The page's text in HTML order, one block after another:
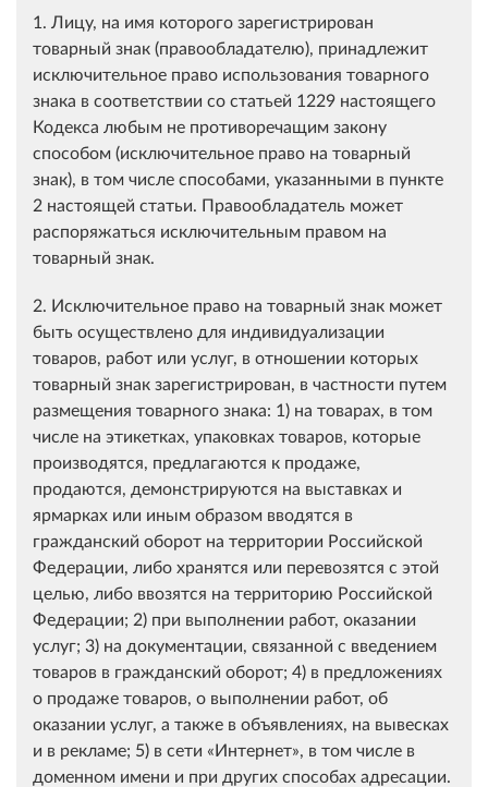
1. Лицу, на имя которого зарегистрирован
товарный знак (правообладателю), принадлежит
исключительное право использования товарного
знака в соответствии со статьей 1229 настоящего
Кодекса любым не противоречащим закону
способом (исключительное право на товарный
знак), в том числе способами, указанными в пункте
2 настоящей статьи. Правообладатель может
распоряжаться исключительным правом на
товарный знак.
2. Исключительное право на товарный знак может
быть осуществлено для индивидуализации
товаров, работ или услуг, в отношении которых
товарный знак зарегистрирован, в частности путем
размещения товарного знака: 1) на товарах, в том
числе на этикетках, упаковках товаров, которые
производятся, предлагаются к продаже,
продаются, демонстрируются на выставках и
ярмарках или иным образом вводятся в
гражданский оборот на территории Российской
Федерации, либо хранятся или перевозятся с этой
целью, либо ввозятся на территорию Российской
Федерации; 2) при выполнении работ, оказании
услуг; 3) на документации, связанной с введением
товаров в гражданский оборот; 4) в предложениях
о продаже товаров, о выполнении работ, об
оказании услуг, а также в объявлениях, на вывесках
и в рекламе; 5) в сети «Интернет», в том числе в
доменном имени и при других способах адресации.